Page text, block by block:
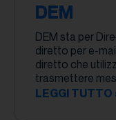
DEM
DEM sta per
diretto per e-
diretto che
trasmettere
LEGGI TUTTO